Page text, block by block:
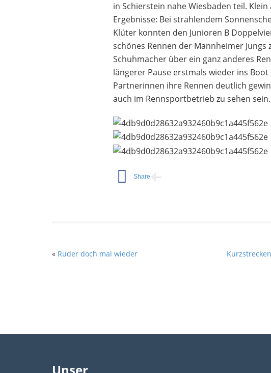
in Schierstein nahe Wiesbaden teil.
Ergebnisse: Bei strahlendem
Klüter konnten den Junioren B
schönes Rennen der Mannheimer Jungs
Schuhmacher über ein ganz anderes
längerer Pause erstmals wieder ins
Partnerinnen ihre Rennen deutlich
auch im Rennsportbetrieb zu sehen sein.
« Ruder doch mal wieder